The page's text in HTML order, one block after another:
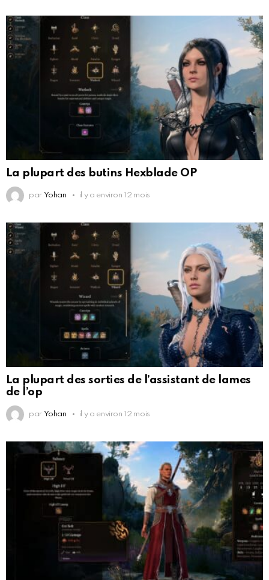
La plupart des butins Hexblade OP
par Yohan il y a environ 12 mois
La plupart des sorties de l’assistant de lames
de l’op
par Yohan il y a environ 12 mois